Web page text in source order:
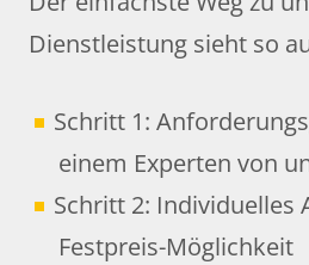
Dienstleistung sieht so
Schritt 1:
einem Experten von
Schritt 2: Individuelles
Festpreis-Möglichkeit